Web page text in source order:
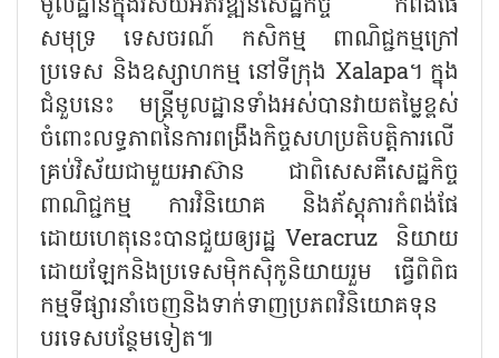
សមុទ្រ ទេសចរណ៍ កសិកម្ម ពាណិជ្ជកម្មក្រៅ
ប្រទេស និងឧស្សាហកម្ម នៅទីក្រុង Xalapa។ ក្នុង
ជំនួបនេះ មន្រ្តីមូលដ្ឋានទាំងអស់បានវាយតម្លៃខ្ពស់
ចំពោះលទ្ធភាពនៃការពង្រឹងកិច្ចសហប្រតិបត្តិការលើ
គ្រប់វិស័យជាមួយអាស៊ាន ជាពិសេសគឺសេដ្ឋកិច្ច
ពាណិជ្ជកម្ម ការវិនិយោគ និងភ័ស្តុភារកំពង់ផែ
ដោយហេតុនេះបានជួយឲ្យរដ្ឋ Veracruz និយាយ
ដោយឡែកនិងប្រទេសម៉ិកស៊ិកូនិយាយរួម ធ្វើពិពិធ
កម្មទីផ្សារនាំចេញនិងទាក់ទាញប្រភពវិនិយោគទុន
បរទេសបន្ថែមទៀត៕